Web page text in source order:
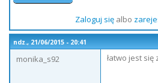
Zaloguj sięalbo
ndz., 21/06/2015 - 20:41
monika_s92
łatwo jest się